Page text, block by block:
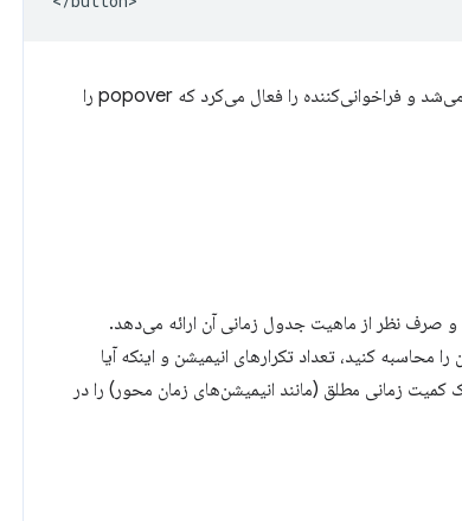
تبدیل می‌شد و فراخوانی‌کننده را فعال می‌کرد که popover را
صرف نظر از ماهیت جدول زمانی آن ارائه می‌دهد.
کنید، تعداد تکرارهای انیمیشن و اینکه آیا
زمانی مطلق (مانند انیمیشن‌های زمان محور) را در